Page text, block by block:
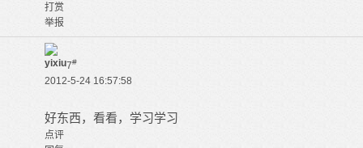
打赏
举报
yixiu7#
2012-5-24 16:57:58
好东西，看看，学习学习
点评